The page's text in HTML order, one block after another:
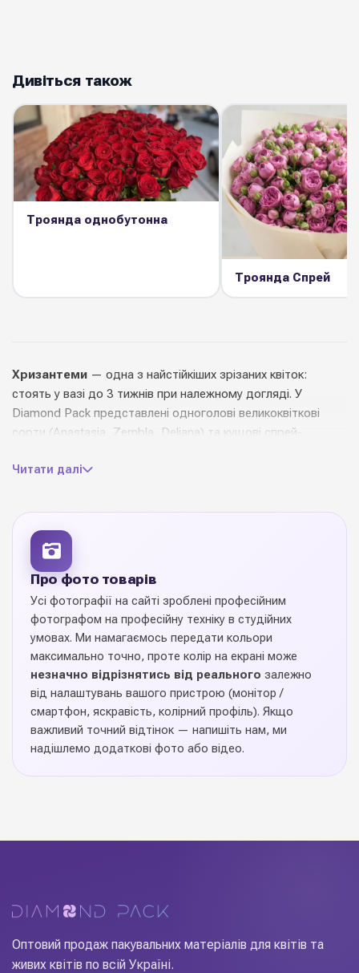
Дивіться також
Троянда однобутонна
Троянда Спрей
Хризантеми — одна з найстійкіших зрізаних квіток:
стоять у вазі до 3 тижнів при належному догляді. У
Diamond Pack представлені одноголові великоквіткові
сорти (Anastasia, Zembla, Deliana) та кущові спрей-
Довжина стебла 60–80 см, діаметр квітки до 15 см.
офісних оформлень, траурних замовлень та великих
весільних арок. Доступні як натуральні, так і тоновані
сорти з ефектом омбре.
Купуйте хризантеми оптом
надходження з Нідерландів та Туреччини, вигідні ціни для
флористів.
Читати далі
Про фото товарів
Усі фотографії на сайті зроблені професійним
фотографом на професійну техніку в студійних
умовах. Ми намагаємось передати кольори
максимально точно, проте колір на екрані може
незначно відрізнятись від реального залежно
від налаштувань вашого пристрою (монітор /
смартфон, яскравість, колірний профіль). Якщо
важливий точний відтінок — напишіть нам, ми
надішлемо додаткові фото або відео.
Оптовий продаж пакувальних матеріалів для квітів та
живих квітів по всій Україні.